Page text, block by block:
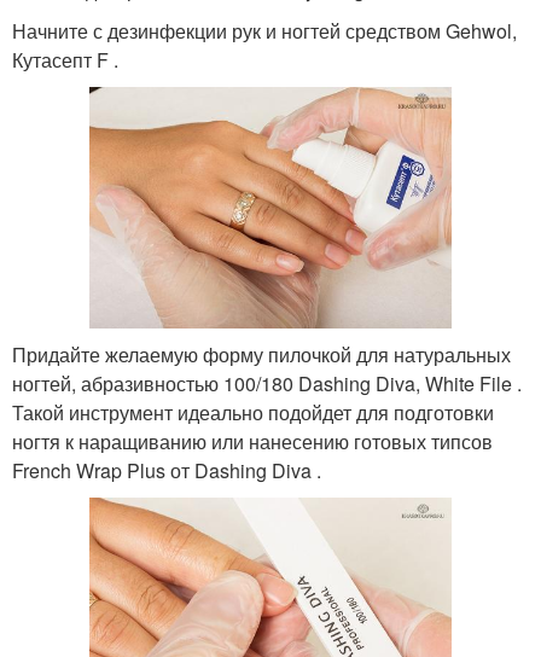
Начните с дезинфекции рук и ногтей средством Gehwol,
Кутасепт F .
Придайте желаемую форму пилочкой для натуральных
ногтей, абразивностью 100/180 Dashing Diva, White File .
Такой инструмент идеально подойдет для подготовки
ногтя к наращиванию или нанесению готовых типсов
French Wrap Plus от Dashing Diva .